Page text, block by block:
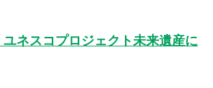
ネスコプロジェクト未来遺産に